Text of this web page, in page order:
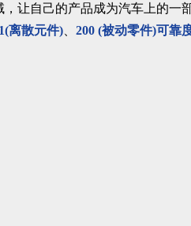
让自己的产品成为汽车上的一
离散元件) 200 (被动零件)可靠